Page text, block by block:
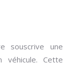
souscrive une
véhicule. Cette